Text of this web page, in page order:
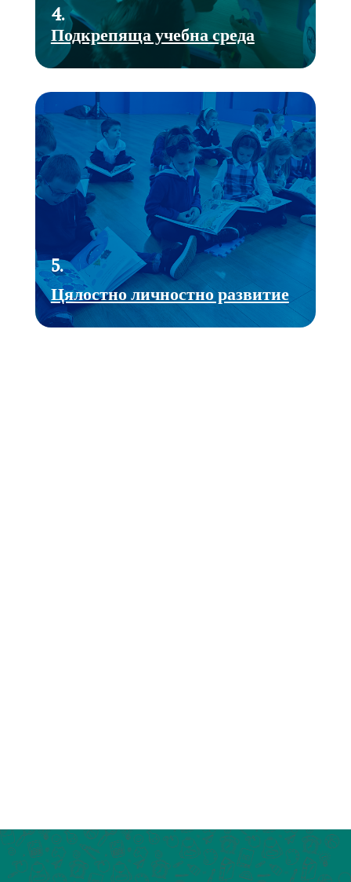
4.
Подкрепяща учебна среда
5.
Цялостно личностно развитие